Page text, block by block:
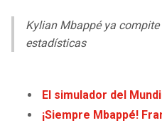
Kylian Mbappé ya
estadísticas
El simulador del
¡Siempre Mbappé!